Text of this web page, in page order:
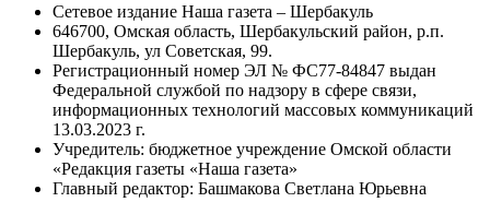
Сетевое издание Наша газета – Шербакуль
646700, Омская область, Шербакульский район, р.п.
Шербакуль, ул Советская, 99.
Регистрационный номер ЭЛ № ФС77-84847 выдан
Федеральной службой по надзору в сфере связи,
информационных технологий массовых коммуникаций
13.03.2023 г.
Учредитель: бюджетное учреждение Омской области
«Редакция газеты «Наша газета»
Главный редактор: Башмакова Светлана Юрьевна